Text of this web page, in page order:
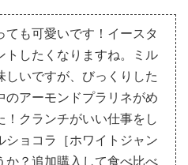
も可愛いです！イースタ
トしたくなりますね。ミル
しいですが、びっくりした
アーモンドプラリネがめ
クランチがいい仕事をし
ショコラ［ホワイトジャン
か？追加購入して食べ比べ